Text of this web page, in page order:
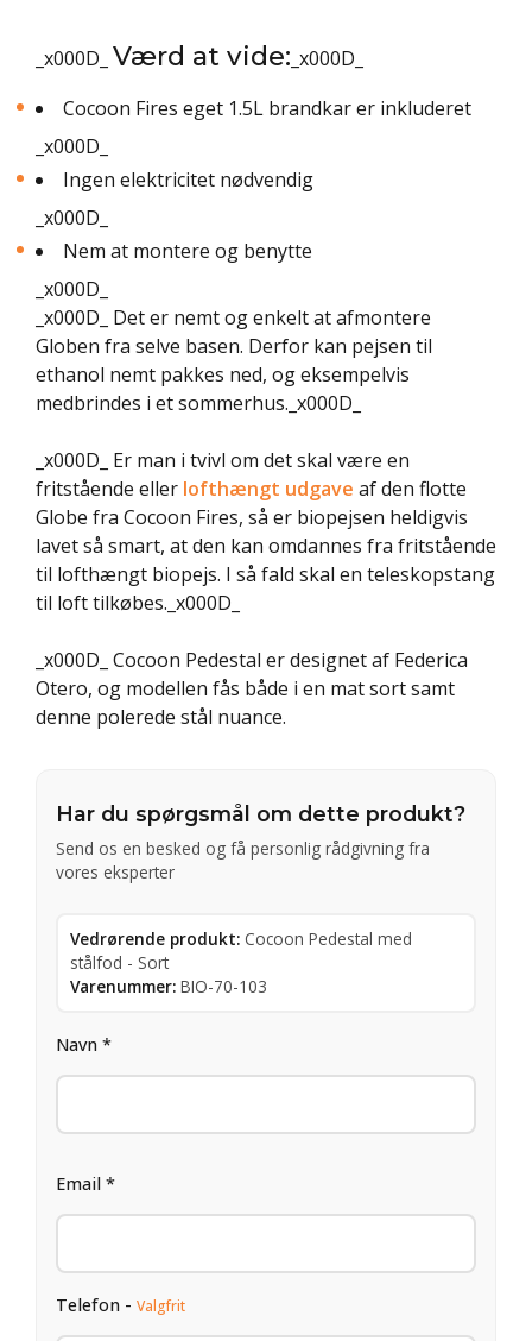
_x000D_ Værd at vide: _x000D_
Cocoon Fires eget 1.5L brandkar er inkluderet
_x000D_
Ingen elektricitet nødvendig
_x000D_
Nem at montere og benytte
_x000D_
_x000D_ Det er nemt og enkelt at afmontere
Globen fra selve basen. Derfor kan pejsen til
ethanol nemt pakkes ned, og eksempelvis
medbrindes i et sommerhus._x000D_
_x000D_ Er man i tvivl om det skal være en
fritstående eller lofthængt udgave af den flotte
Globe fra Cocoon Fires, så er biopejsen heldigvis
lavet så smart, at den kan omdannes fra fritstående
til lofthængt biopejs. I så fald skal en teleskopstang
til loft tilkøbes._x000D_
_x000D_ Cocoon Pedestal er designet af Federica
Otero, og modellen fås både i en mat sort samt
denne polerede stål nuance.
Har du spørgsmål om dette produkt?
Send os en besked og få personlig rådgivning fra
vores eksperter
Vedrørende produkt: Cocoon Pedestal med
stålfod - Sort
Varenummer: BIO-70-103
Navn *
Email *
Telefon - Valgfrit